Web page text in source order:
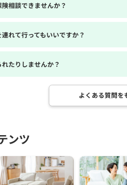
相談できませんか？
れて行ってもいいですか？
たりしませんか？
よくある質問を
ンツ